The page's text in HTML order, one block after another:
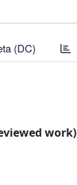
(DC)
work)